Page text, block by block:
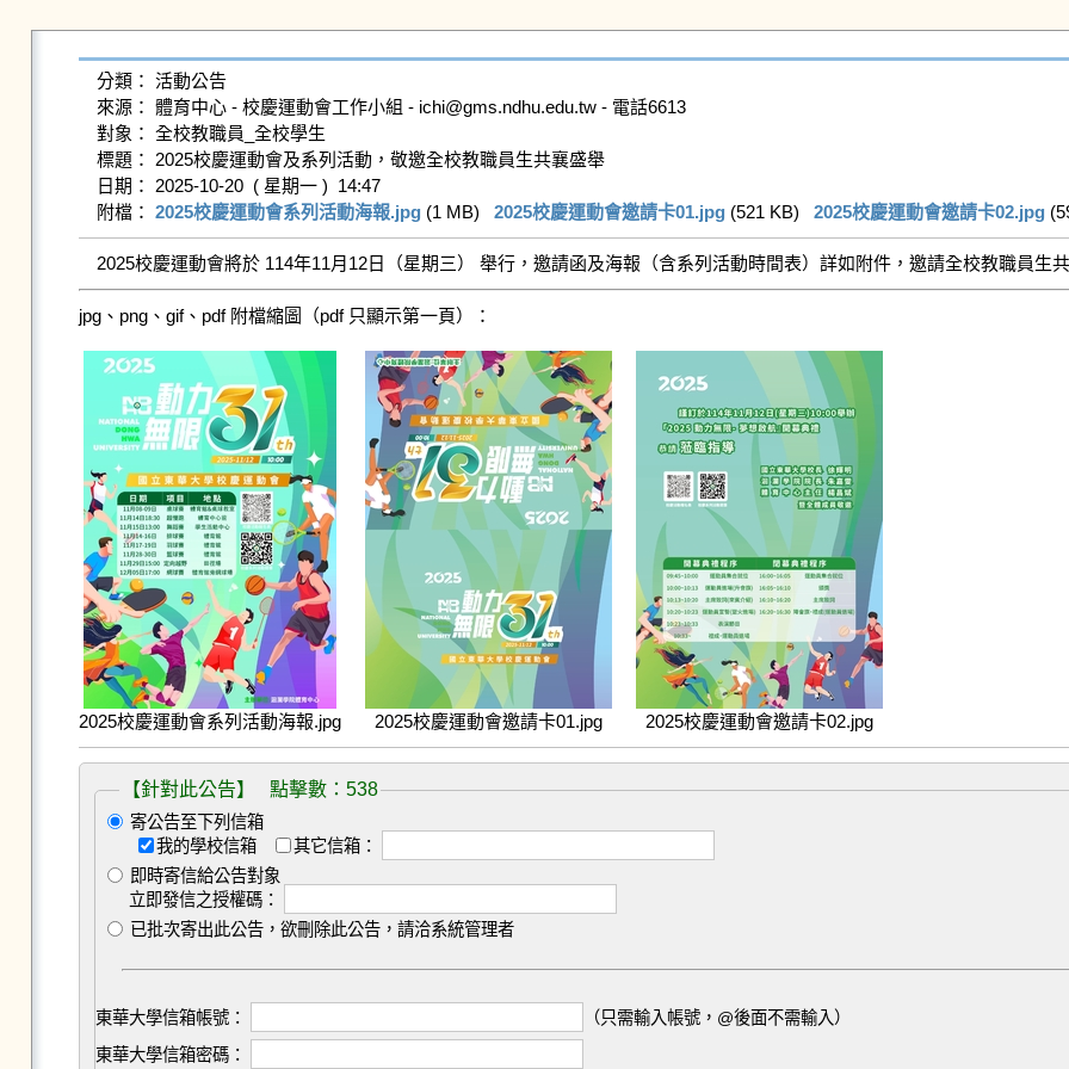
分類： 活動公告
來源： 體育中心 - 校慶運動會工作小組 - ichi@gms.ndhu.edu.tw - 電話6613
對象： 全校教職員_全校學生
標題： 2025校慶運動會及系列活動，敬邀全校教職員生共襄盛舉
日期： 2025-10-20  ( 星期一 )  14:47
附檔： 2025校慶運動會系列活動海報.jpg (1 MB) 2025校慶運動會邀請卡01.jpg (521 KB) 2025校慶運動會邀請卡02.jpg
2025校慶運動會將於 114年11月12日（星期三） 舉行，邀請函及海報（含系列活動時間表）詳如附件，邀請全校教職員生
jpg、png、gif、pdf 附檔縮圖（pdf 只顯示第一頁）：
2025校慶運動會系列活動海報.jpg 2025校慶運動會邀請卡01.jpg 2025校慶運動會邀請卡02.jpg
【針對此公告】 點擊數：538
寄公告至下列信箱
我的學校信箱
其它信箱：
即時寄信給公告對象
立即發信之授權碼：
已批次寄出此公告，欲刪除此公告，請洽系統管理者
東華大學信箱帳號：
（只需輸入帳號，@後面不需輸入）
東華大學信箱密碼：